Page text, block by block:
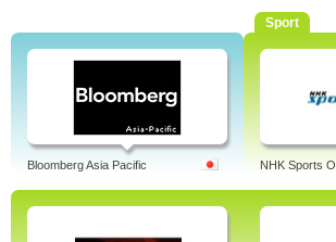
Bloomberg Asia Pacific
Sport
NHK Sports